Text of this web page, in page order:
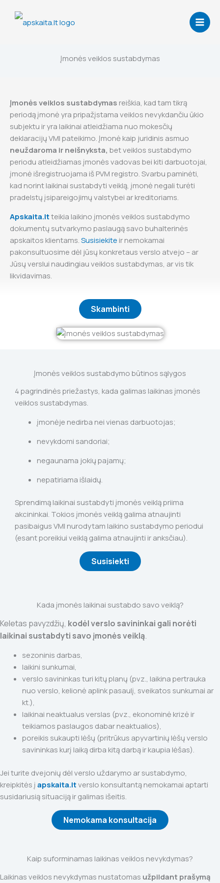
content
Įmonės veiklos sustabdymas
Įmonės veiklos sustabdymas reiškia, kad tam tikrą
periodą įmonė yra pripažįstama veiklos nevykdančiu ūkio
subjektu ir yra laikinai atleidžiama nuo mokesčių
deklaracijų VMI pateikimo. Įmonė kaip juridinis asmuo
neuždaroma ir neišnyksta, bet veiklos sustabdymo
periodu atleidžiamas įmonės vadovas bei kiti darbuotojai,
įmonė išregistruojama iš PVM registro. Svarbu paminėti,
kad norint laikinai sustabdyti veiklą, įmonė negali turėti
pradelstų įsipareigojimų valstybei ar kreditoriams.
Apskaita.ltteikia laikino įmonės veiklos sustabdymo
dokumentų sutvarkymo paslaugą savo buhalterinės
apskaitos klientams.Susisiekite ir nemokamai
pakonsultuosime dėl jūsų konkretaus verslo atvejo – ar
Jūsų verslui naudingiau veiklos sustabdymas, ar vis tik
likvidavimas.
Skambinti
Įmonės veiklos sustabdymo būtinos sąlygos
4 pagrindinės priežastys, kada galimas laikinas įmonės
veiklos sustabdymas.
įmonėje nedirba nei vienas darbuotojas;
nevykdomi sandoriai;
negaunama jokių pajamų;
nepatiriama išlaidų.
Sprendimą laikinai sustabdyti įmonės veiklą priima
akcininkai. Tokios įmonės veiklą galima atnaujinti
pasibaigus VMI nurodytam laikino sustabdymo periodui
(esant poreikiui veiklą galima atnaujinti ir anksčiau).
Susisiekti
Kada įmonės laikinai sustabdo savo veiklą?
Keletas pavyzdžių, kodėl verslo savininkai gali norėti
laikinai sustabdyti savo įmonės veiklą.
sezoninis darbas,
laikini sunkumai,
verslo savininkas turi kitų planų (pvz., laikina pertrauka
nuo verslo, kelionė aplink pasaulį, sveikatos sunkumai ar
kt.),
laikinai neaktualus verslas (pvz., ekonominė krizė ir
teikiamos paslaugos dabar neaktualios),
poreikis sukaupti lėšų (pritrūkus apyvartinių lėšų verslo
savininkas kurį laiką dirba kitą darbą ir kaupia lėšas).
Jei turite dvejonių dėl verslo uždarymo ar sustabdymo,
kreipkitės įapskaita.ltverslo konsultantą nemokamai aptarti
susidariusią situaciją ir galimas išeitis.
Nemokama konsultacija
Kaip suforminamas laikinas veiklos nevykdymas?
Laikinas veiklos nevykdymas nustatomas užpildant prašymą